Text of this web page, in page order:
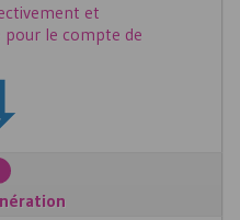
et
le compte de